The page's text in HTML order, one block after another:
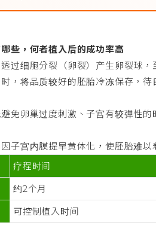
些，何者植入后的成功率高
过细胞分裂（卵裂）产生卵裂球
，将品质较好的胚胎冷冻保存，待
免卵巢过度刺激、子宫有较弹性的
子宫内膜提早黄体化，使胚胎难以
疗程时间
约2个月
可控制植入时间